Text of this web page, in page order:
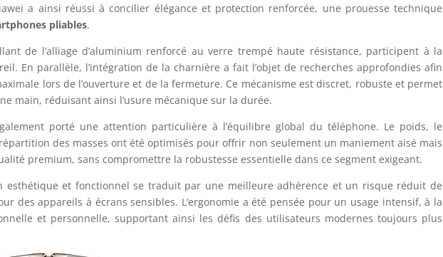
a ainsi réussi à concilier élégance et protection renforcée, une prouesse technique
pliables.
de l’alliage d’aluminium renforcé au verre trempé haute résistance, participent à la
En parallèle, l’intégration de la charnière a fait l’objet de recherches approfondies afin
lors de l’ouverture et de la fermeture. Ce mécanisme est discret, robuste et permet
main, réduisant ainsi l’usure mécanique sur la durée.
porté une attention particulière à l’équilibre global du téléphone. Le poids, le
des masses ont été optimisés pour offrir non seulement un maniement aisé mais
premium, sans compromettre la robustesse essentielle dans ce segment exigeant.
esthétique et fonctionnel se traduit par une meilleure adhérence et un risque réduit de
des appareils à écrans sensibles. L’ergonomie a été pensée pour un usage intensif, à la
et personnelle, supportant ainsi les défis des utilisateurs modernes toujours plus